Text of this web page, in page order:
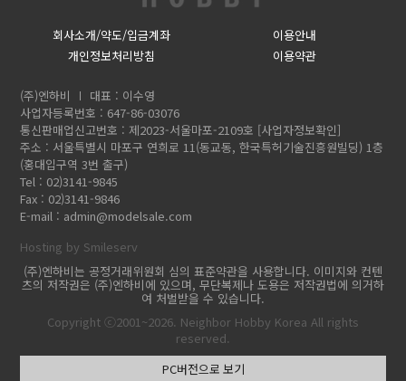
회사소개/약도/입금계좌
이용안내
개인정보처리방침
이용약관
(주)엔하비
대표 : 이수영
사업자등록번호 : 647-86-03076
통신판매업신고번호 : 제2023-서울마포-2109호 [사업자정보확인]
주소 : 서울특별시 마포구 연희로 11(동교동, 한국특허기술진흥원빌딩) 1층
(홍대입구역 3번 출구)
Tel : 02)3141-9845
Fax : 02)3141-9846
E-mail : admin@modelsale.com
Hosting by Smileserv
(주)엔하비는 공정거래위원회 심의 표준약관을 사용합니다. 이미지와 컨텐
츠의 저작권은 (주)엔하비에 있으며, 무단복제나 도용은 저작권법에 의거하
여 처벌받을 수 있습니다.
Copyright ⓒ2001~2026. Neighbor Hobby Korea All rights
reserved.
PC버전으로 보기